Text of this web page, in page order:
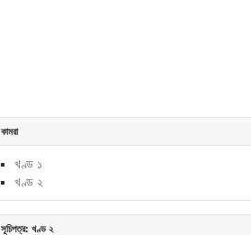
কামরা
খণ্ড ১
খণ্ড ২
সূচিপত্র: খণ্ড ২